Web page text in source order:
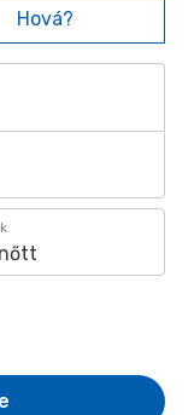
Hová?